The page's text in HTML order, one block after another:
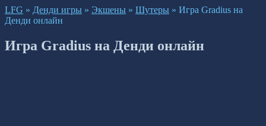
LFG » Денди игры » Экшены » Шутеры » Игра Gradius на
Денди онлайн
Игра Gradius на Денди онлайн